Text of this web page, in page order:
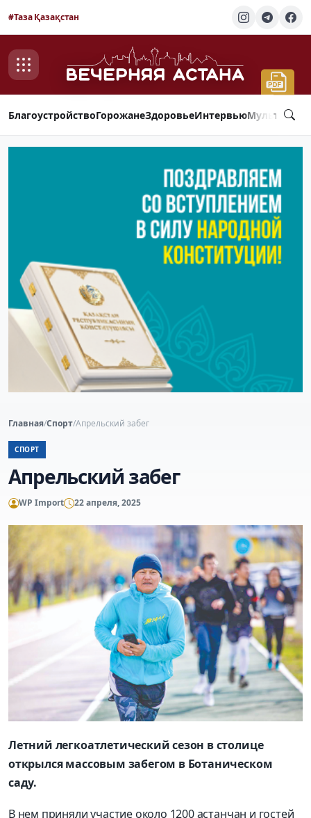
#Таза Қазақстан
БлагоустройствоГорожанеЗдоровьеИнтервью
Главная/Спорт/Апрельский забег
СПОРТ
Апрельский забег
WP Import 22 апреля, 2025
Летний легкоатлетический сезон в столице
открылся массовым забегом в Ботаническом
саду.
В нем приняли участие около 1200 астанчан и гостей